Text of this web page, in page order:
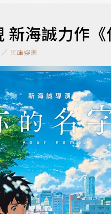
新海誠力作
車庫娛樂